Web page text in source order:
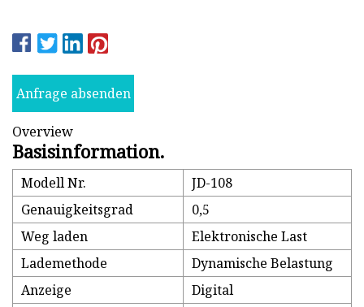
Anfrage absenden
Overview
Basisinformation.
Modell Nr.
JD-108
Genauigkeitsgrad
0,5
Weg laden
Elektronische Last
Lademethode
Dynamische Belastung
Anzeige
Digital